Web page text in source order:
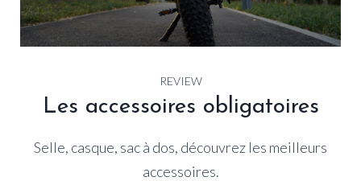
REVIEW
Les accessoires obligatoires
Selle, casque, sac à dos, découvrez les meilleurs
accessoires.